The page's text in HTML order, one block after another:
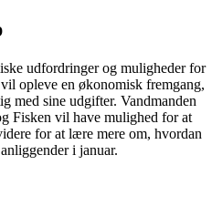
udfordringer og muligheder for
opleve en økonomisk fremgang,
med sine udgifter. Vandmanden
Fisken vil have mulighed for at
for at lære mere om, hvordan
i januar.